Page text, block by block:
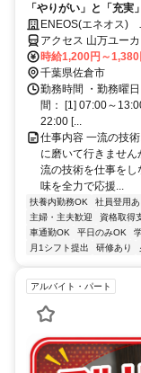
「やりがい」と「充
切にします。
ENEOS(エネオス)
アクセス 山万ユー
リが丘線 ユーカリ
分
時給1,200円～1,380
千葉県佐倉市
勤務時間 ・勤務曜
間： [1] 07:00～
22:00 [...
仕事内容 一流の技
に磨いて行きませ
流の技術を仕事を
味を全力で応援...
扶養内勤務OK 社員登用あ
主婦・主夫歓迎
資格取得
車通勤OK
平日のみOK
月1シフト提出
研修あり
アルバイト・パート